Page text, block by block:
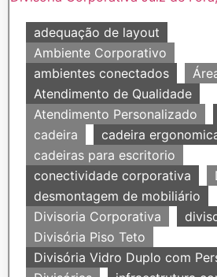
adequação de layout
Ambiente Corporativo
ambientes conectados
Atendimento de Qualidade
Atendimento Personalizado
cadeira
cadeira
cadeiras para escritorio
conectividade corporativa
desmontagem de mobiliário
Divisoria Corporativa
Divisória Piso Teto
Divisória Vidro Duplo com